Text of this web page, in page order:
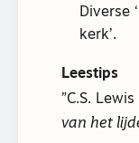
Diverse
kerk’.
Leestips
C.S.
van het